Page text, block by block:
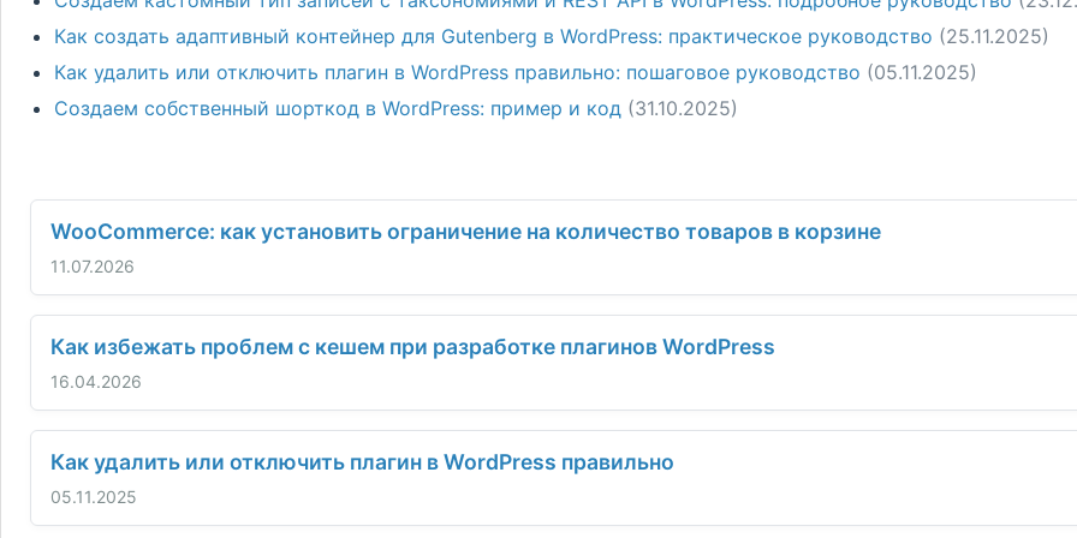
Как создать адаптивный контейнер для Gutenberg в WordPress: практическое руководство (25.11.2025)
Как удалить или отключить плагин в WordPress правильно: пошаговое руководство (05.11.2025)
Создаем собственный шорткод в WordPress: пример и код (31.10.2025)
WooCommerce: как установить ограничение на количество товаров в корзине
11.07.2026
Как избежать проблем с кешем при разработке плагинов WordPress
16.04.2026
Как удалить или отключить плагин в WordPress правильно
05.11.2025